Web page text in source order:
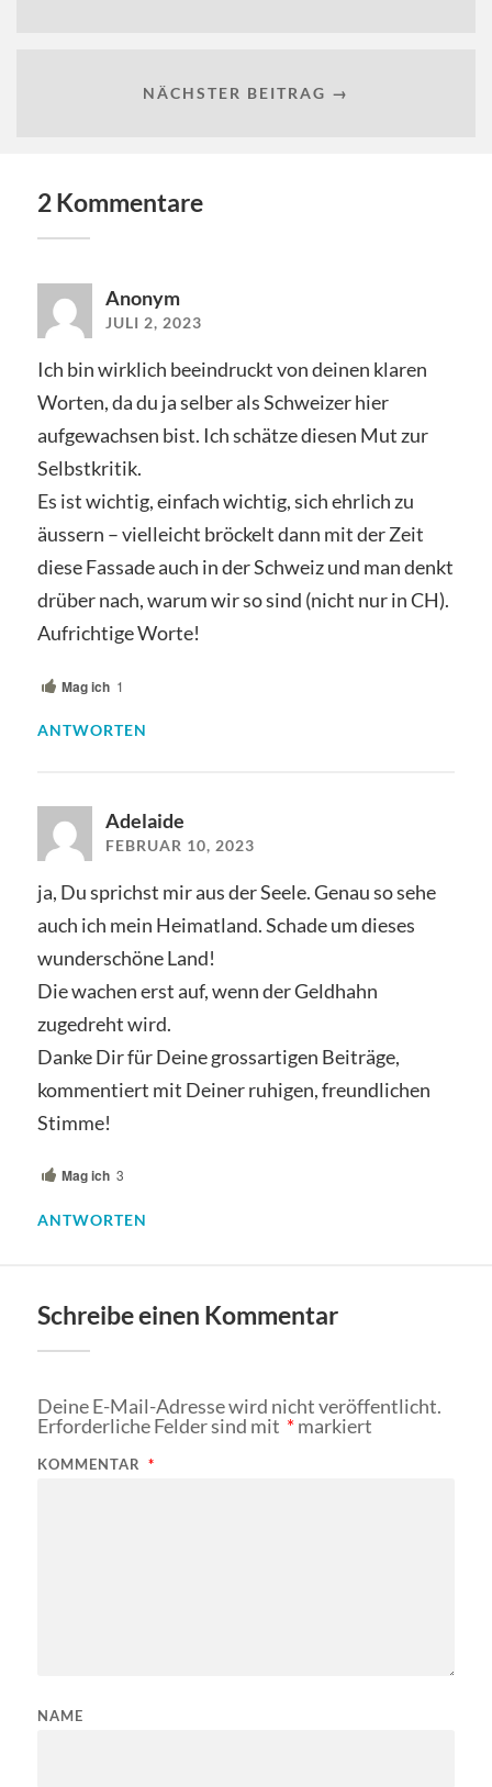
NÄCHSTER BEITRAG →
2 Kommentare
Anonym
JULI 2, 2023
Ich bin wirklich beeindruckt von deinen klaren
Worten, da du ja selber als Schweizer hier
aufgewachsen bist. Ich schätze diesen Mut zur
Selbstkritik.
Es ist wichtig, einfach wichtig, sich ehrlich zu
äussern – vielleicht bröckelt dann mit der Zeit
diese Fassade auch in der Schweiz und man denkt
drüber nach, warum wir so sind (nicht nur in CH).
Aufrichtige Worte!
Mag ich 1
ANTWORTEN
Adelaide
FEBRUAR 10, 2023
ja, Du sprichst mir aus der Seele. Genau so sehe
auch ich mein Heimatland. Schade um dieses
wunderschöne Land!
Die wachen erst auf, wenn der Geldhahn
zugedreht wird.
Danke Dir für Deine grossartigen Beiträge,
kommentiert mit Deiner ruhigen, freundlichen
Stimme!
Mag ich 3
ANTWORTEN
Schreibe einen Kommentar
Deine E-Mail-Adresse wird nicht veröffentlicht.
Erforderliche Felder sind mit *markiert
KOMMENTAR *
NAME